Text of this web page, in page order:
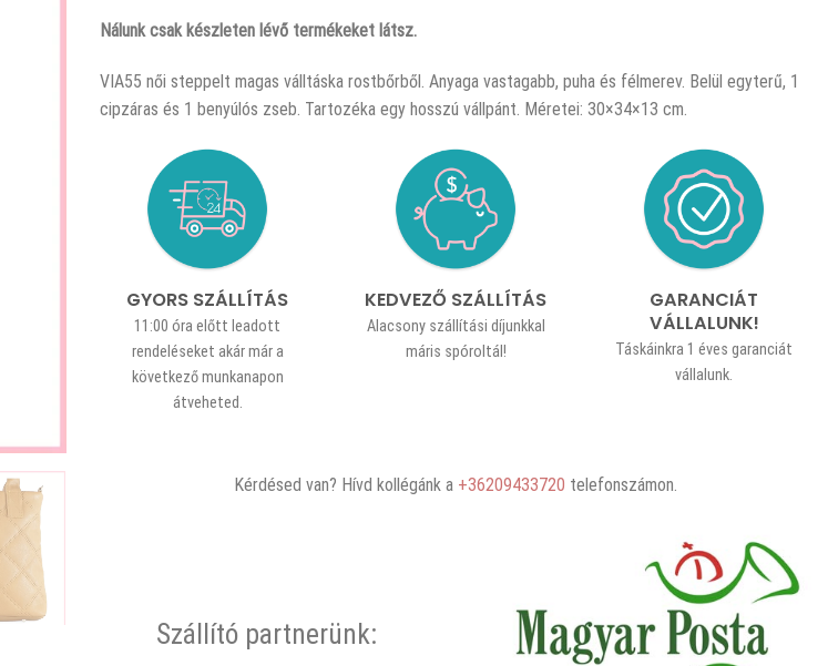
Nálunk csak készleten lévő termékeket látsz.
VIA55 női steppelt magas válltáska rostbőrből. Anyaga vastagabb, puha és félmerev. Belül egyterű, 1
cipzáras és 1 benyúlós zseb. Tartozéka egy hosszú vállpánt. Méretei: 30×34×13 cm.
GYORS SZÁLLÍTÁS
11:00 óra előtt leadott
rendeléseket akár már a
következő munkanapon
átveheted.
KEDVEZŐ SZÁLLÍTÁS
Alacsony szállítási díjunkkal
máris spóroltál!
GARANCIÁT
VÁLLALUNK!
Táskáinkra 1 éves garanciát
vállalunk.
Kérdésed van? Hívd kollégánk a +36209433720 telefonszámon.
Szállító partnerünk: